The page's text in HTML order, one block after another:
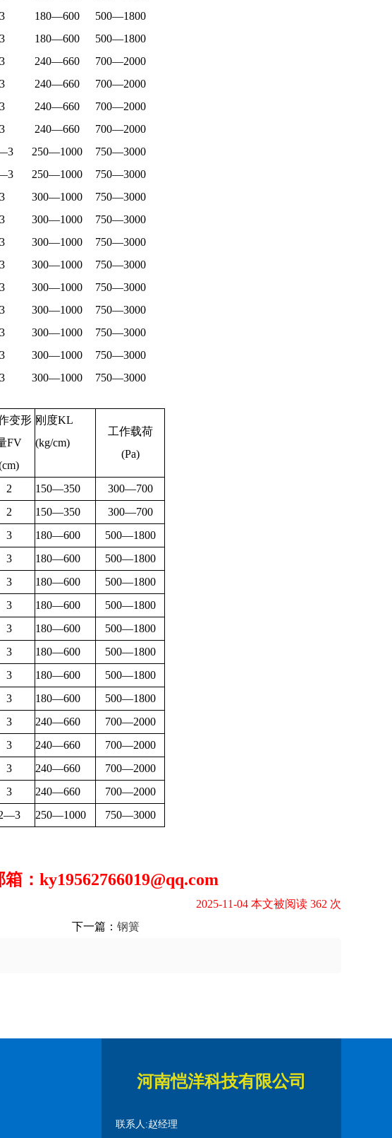
3 180—600
500—1800
3 180—600
500—1800
3 240—660
700—2000
3 240—660
700—2000
3 240—660
700—2000
3 240—660
700—2000
250—1000
750—3000
250—1000
750—3000
3 300—1000
750—3000
3 300—1000
750—3000
3 300—1000
750—3000
3 300—1000
750—3000
3 300—1000
750—3000
3 300—1000
750—3000
3 300—1000
750—3000
3 300—1000
750—3000
3 300—1000 750—3000
变形
FV
刚度KL
(kg/cm)
工作载荷
(Pa)
2 150—350
300—700
2 150—350
300—700
3 180—600
500—1800
3 180—600
500—1800
3 180—600
500—1800
3 180—600
500—1800
3 180—600
500—1800
3 180—600
500—1800
3 180—600
500—1800
3 180—600
500—1800
3 240—660
700—2000
3 240—660
700—2000
3 240—660
700—2000
3 240—660
700—2000
250—1000 750—3000
：ky19562766019@qq.com
2025-11-04 本文被阅读 362 次
下一篇： 钢簧
河南恺洋科技有限公司
联系人:赵经理